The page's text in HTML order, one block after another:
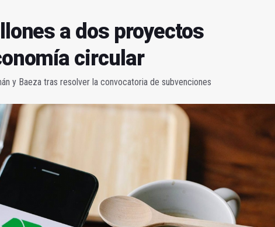
a dos proyectos
circular
y Baeza tras resolver la convocatoria de subvenciones